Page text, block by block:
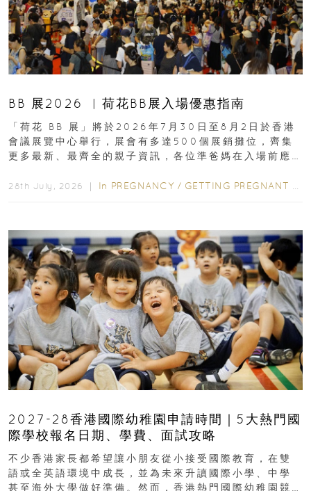
BB 展2026 ︳荷花BB展入場優惠指南
「荷花 BB 展」將於2026年7月30日至8月2日於香港
會議展覽中心舉行，展會有多達500個展銷攤位，齊集
更多最新、最齊全的親子資訊，各位準爸媽在入場前應
28th July, 2026 ｜ In PREGNANCY / GETTING PREGNANT
2027-28香港國際幼稚園申請時間｜5大熱門國
際學校報名日期、學費、面試攻略
不少香港家長都希望讓小朋友從小接受國際教育，在雙
語或全英語環境中成長，並為未來升讀國際小學、中學
甚至海外大學做好準備。然而，香港熱門國際幼稚園競